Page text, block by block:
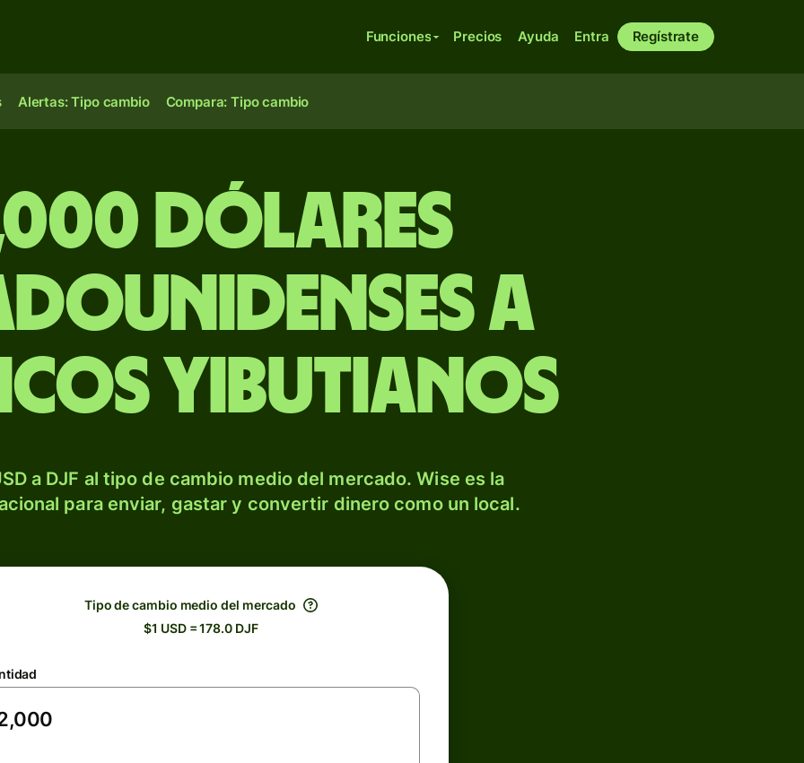
Funciones Precios Ayuda Entra Regístrate
Alertas: Tipo cambio Compara: Tipo cambio
dólares
a
yibutianos
a DJF al tipo de cambio medio del mercado. Wise es la
para enviar, gastar y convertir dinero como un local.
Tipo de cambio medio del mercado
$1 USD = 178.0 DJF